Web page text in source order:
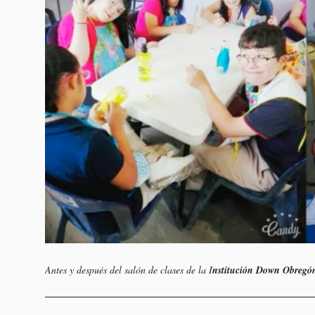
Antes y después del salón de clases de la Institución Down